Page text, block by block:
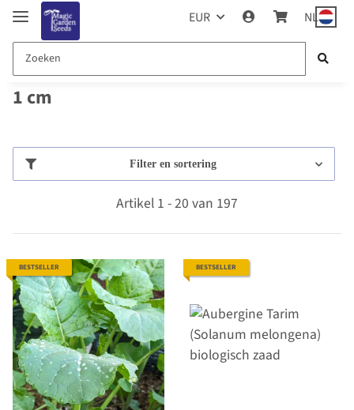
EUR NL
1 cm
Filter en sortering
Artikel 1 - 20 van 197
BESTSELLER BESTSELLER